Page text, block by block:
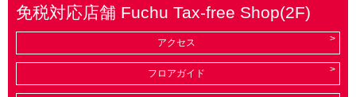
免税対応店舗 Fuchu Tax-free Shop(2F)
アクセス
フロアガイド